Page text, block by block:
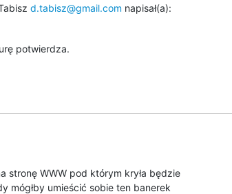
d.tabisz@gmail.com napisał(a):
potwierdza.
stronę WWW pod którym kryła będzie
mógłby umieścić sobie ten banerek